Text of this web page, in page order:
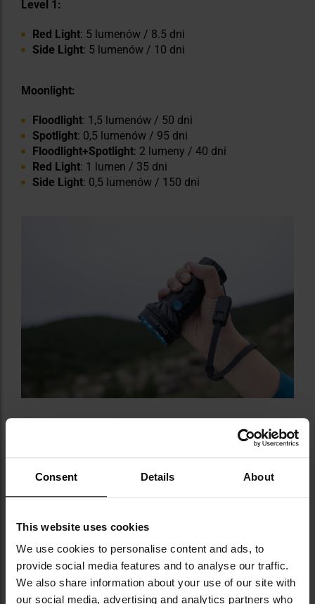
Consent Details About
This website uses cookies
We use cookies to personalise content and ads, to
provide social media features and to analyse our traffic.
We also share information about your use of our site with
our social media, advertising and analytics partners who
Level 1:
Red Light: 5 lumenów / 8.5 dni
Side Light: 5 lumenów / 10 dni
Moonlight:
Floodlight: 1,5 lumenów / 50 dni
Spotlight: 0,5 lumenów / 95 dni
Floodlight+Spotlight: 2 lumeny / 40 dni
Red Light: 1 lumen / 35 dni
Side Light: 0,5 lumenów / 150 dni
MIKRO-DIODY
Na korpusie latarki znajduje sięprzełącznik ,służący
do przełączania między światłem rozproszonym i
skupionym (Floodlight/Spotlight).
Dodatkowo, w